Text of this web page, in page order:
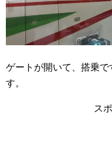
ゲートが開いて、搭乗
す。
ス